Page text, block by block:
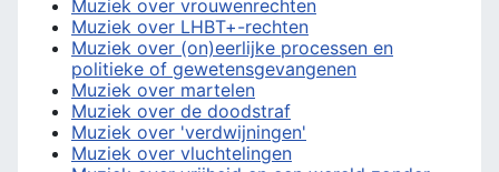
Muziek over vrouwenrechten
Muziek over LHBT+-rechten
Muziek over (on)eerlijke processen en
politieke of gewetensgevangenen
Muziek over martelen
Muziek over de doodstraf
Muziek over 'verdwijningen'
Muziek over vluchtelingen